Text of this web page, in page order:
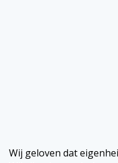
Wij geloven dat